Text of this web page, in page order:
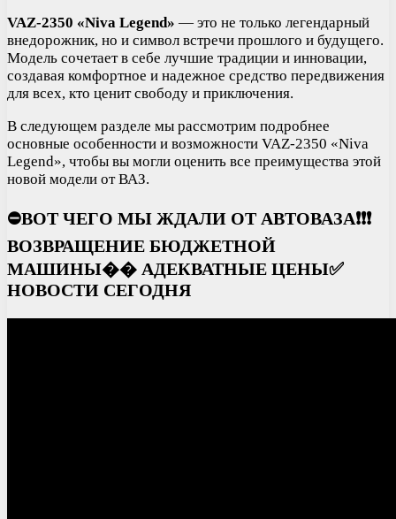
VAZ-2350 «Niva Legend» — это не только легендарный
внедорожник, но и символ встречи прошлого и будущего.
Модель сочетает в себе лучшие традиции и инновации,
создавая комфортное и надежное средство передвижения
для всех, кто ценит свободу и приключения.
В следующем разделе мы рассмотрим подробнее
основные особенности и возможности VAZ-2350 «Niva
Legend», чтобы вы могли оценить все преимущества этой
новой модели от ВАЗ.
⛔️ВОТ ЧЕГО МЫ ЖДАЛИ ОТ АВТОВАЗА❗❗❗
ВОЗВРАЩЕНИЕ БЮДЖЕТНОЙ
МАШИНЫ�� АДЕКВАТНЫЕ ЦЕНЫ✅
НОВОСТИ СЕГОДНЯ